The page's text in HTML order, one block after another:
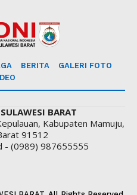
BERITA
GALERI FOTO
BARAT
Kabupaten Mamuju,
91512
- (0989) 987655555